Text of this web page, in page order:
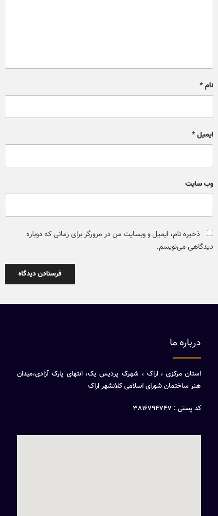
نام*
ایمیل*
وب‌ سایت
ذخیره نام، ایمیل و وبسایت من در مرورگر برای زمانی که دوباره
دیدگاهی می‌نویسم.
درباره ما
استان مرکزی ، اراک ، شهرک پردیس یک، انتهای پارک آزادی،میدان
هنر ساختمان شورای اسلامی کلانشهر اراک
کد پستی : 3816794747